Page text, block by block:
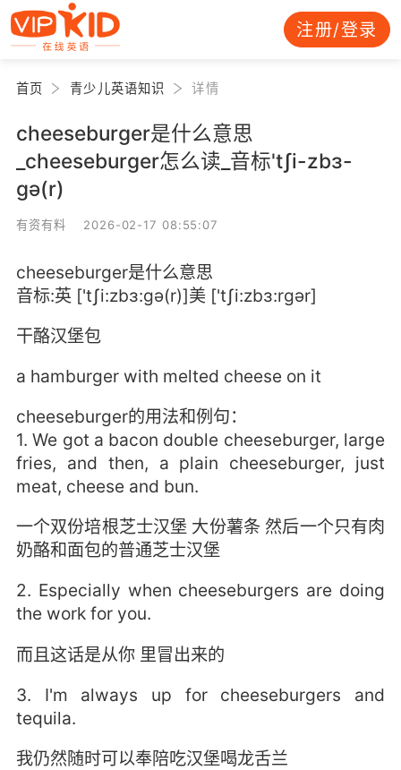
注册/登录
首页 青少儿英语知识 详情
cheeseburger是什么意思
_cheeseburger怎么读_音标'tʃi-zbɜ-
ɡə(r)
有资有料 2026-02-17 08:55:07
cheeseburger是什么意思
音标:英 ['tʃi:zbɜ:ɡə(r)]美 ['tʃi:zbɜ:rɡər]
干酪汉堡包
a hamburger with melted cheese on it
cheeseburger的用法和例句：
1. We got a bacon double cheeseburger, large
fries, and then, a plain cheeseburger, just
meat, cheese and bun.
一个双份培根芝士汉堡 大份薯条 然后一个只有肉
奶酪和面包的普通芝士汉堡
2. Especially when cheeseburgers are doing
the work for you.
而且这话是从你 里冒出来的
3. I'm always up for cheeseburgers and
tequila.
我仍然随时可以奉陪吃汉堡喝龙舌兰